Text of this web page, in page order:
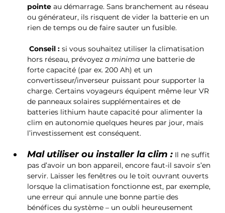
pointe au démarrage. Sans branchement au réseau
ou générateur, ils risquent de vider la batterie en un
rien de temps ou de faire sauter un fusible.
Conseil : si vous souhaitez utiliser la climatisation
hors réseau, prévoyez a minima une batterie de
forte capacité (par ex. 200 Ah) et un
convertisseur/inverseur puissant pour supporter la
charge. Certains voyageurs équipent même leur VR
de panneaux solaires supplémentaires et de
batteries lithium haute capacité pour alimenter la
clim en autonomie quelques heures par jour, mais
l’investissement est conséquent.
Mal utiliser ou installer la clim : Il ne suffit
pas d’avoir un bon appareil, encore faut-il savoir s’en
servir. Laisser les fenêtres ou le toit ouvrant ouverts
lorsque la climatisation fonctionne est, par exemple,
une erreur qui annule une bonne partie des
bénéfices du système – un oubli heureusement